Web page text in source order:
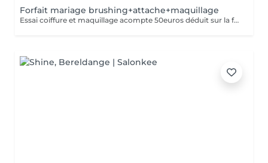
Forfait mariage brushing+attache+maquillage
Essai coiffure et maquillage acompte 50euros déduit sur la facture finale